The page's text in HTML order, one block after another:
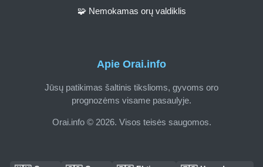
Apie Orai.info
Jūsų patikimas šaltinis tikslioms, gyvoms oro
prognozėms visame pasaulyje.
Orai.info © 2026. Visos teisės saugomos.
🧩 Nemokamas orų valdiklis